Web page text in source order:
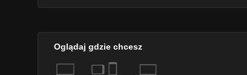
Oglądaj gdzie chcesz